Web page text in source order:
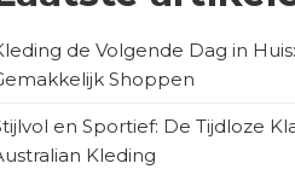
de Volgende Dag in
Shoppen
en Sportief: De Tijdloze
Kleding